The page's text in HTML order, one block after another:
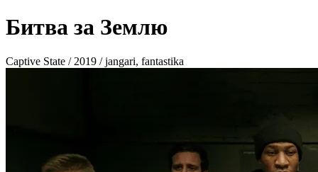
Битва за Землю
Captive State / 2019 / jangari, fantastika